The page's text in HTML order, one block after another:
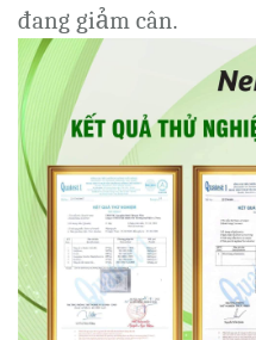
đang giảm cân.